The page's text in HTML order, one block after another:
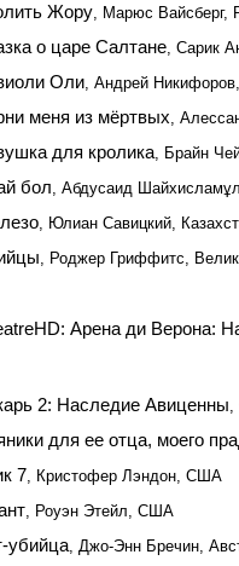
Жору, Марюс Вайсберг,
о царе Салтане, Сарик
Оли, Андрей
меня из мёртвых,
для кролика, Брайн
бол, Абдусаид
, Юлиан Савицкий,
, Роджер Гриффитс,
Арена ди Верона:
2: Наследие Авиценны,
для ее отца, моего
7, Кристофер Лэндон, США
, Роуэн Этейл, США
убийца, Джо-Энн Бречин,